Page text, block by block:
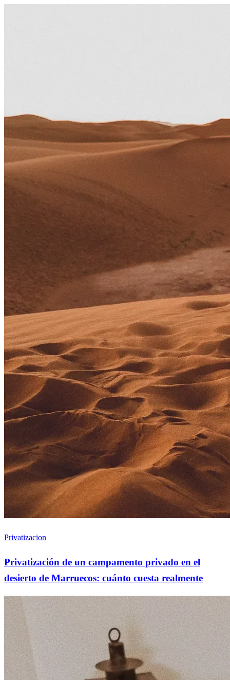
Privatizacion
Privatización de un campamento privado en el
desierto de Marruecos: cuánto cuesta realmente